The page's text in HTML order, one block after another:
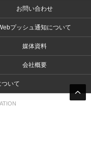
お問い合わせ
プッシュ通知について
媒体資料
会社概要
いて